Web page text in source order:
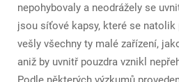
nepohybovaly a neodrážely se
jsou síťové kapsy, které se natolik
vešly všechny ty malé zařízení,
aniž by uvnitř pouzdra vznikl